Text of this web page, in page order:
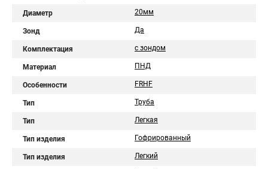
Диаметр 20мм
Зонд Да
Комплектация с зондом
Материал ПНД
Особенности FRHF
Тип Труба
Тип Легкая
Тип изделия Гофрированный
Тип изделия Легкий